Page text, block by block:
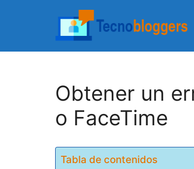
Obtener un
o FaceTime
Tabla de contenidos